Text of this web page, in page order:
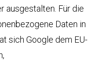
ausgestalten. Für die
Daten in
sich Google dem EU-